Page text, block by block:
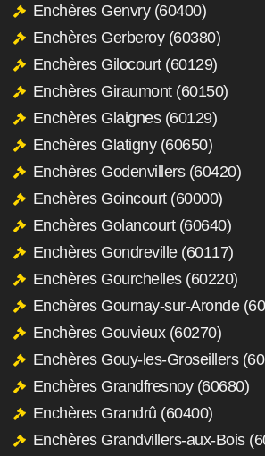
Enchères Genvry (60400)
Enchères Gerberoy (60380)
Enchères Gilocourt (60129)
Enchères Giraumont (60150)
Enchères Glaignes (60129)
Enchères Glatigny (60650)
Enchères Godenvillers (60420)
Enchères Goincourt (60000)
Enchères Golancourt (60640)
Enchères Gondreville (60117)
Enchères Gourchelles (60220)
Enchères Gournay-sur-Aronde
Enchères Gouvieux (60270)
Enchères Gouy-les-Groseillers
Enchères Grandfresnoy (60680)
Enchères Grandrû (60400)
Enchères Grandvillers-aux-Bois